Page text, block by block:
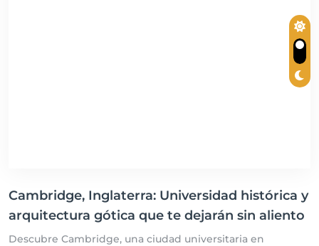
Cambridge, Inglaterra: Universidad histórica y
arquitectura gótica que te dejarán sin aliento
Descubre Cambridge, una ciudad universitaria en